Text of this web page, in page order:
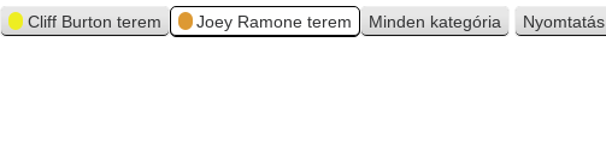
Cliff Burton terem Joey Ramone terem Minden kategória Nyomtatás